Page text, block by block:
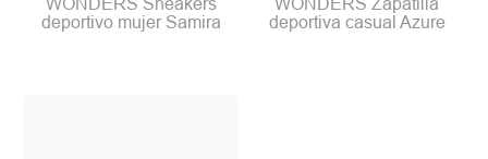
deportivo mujer Samira
deportiva casual Azure